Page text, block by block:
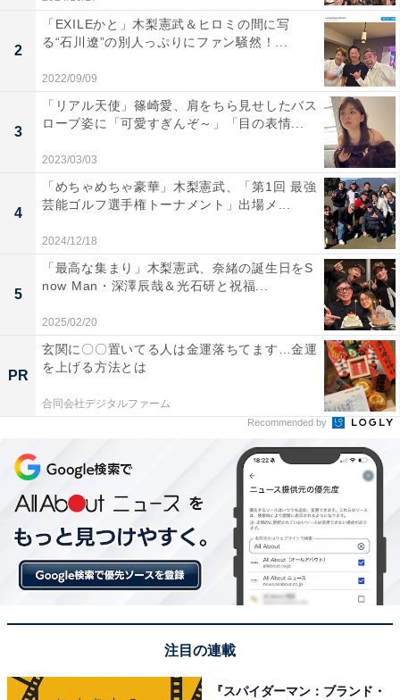
2
「EXILEかと」木梨憲武＆ヒロミの間に写
る“石川遼”の別人っぷりにファン騒然！...
2022/09/09
3
「リアル天使」篠崎愛、肩をちら見せしたバス
ローブ姿に「可愛すぎんぞ～」「目の表情...
2023/03/03
4
「めちゃめちゃ豪華」木梨憲武、「第1回 最強
芸能ゴルフ選手権トーナメント」出場メ...
2024/12/18
5
「最高な集まり」木梨憲武、奈緒の誕生日をS
now Man・深澤辰哉＆光石研と祝福...
2025/02/20
PR
玄関に〇〇置いてる人は金運落ちてます…金運
を上げる方法とは
合同会社デジタルファーム
Recommended by
注目の連載
『スパイダーマン：ブランド・